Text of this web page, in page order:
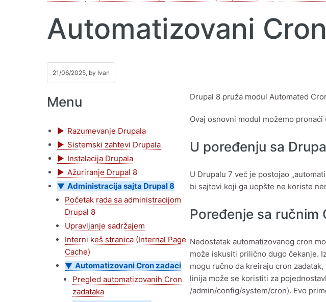
Automatizovani Cron
21/06/2025, by Ivan
Menu
Razumevanje Drupala
Sistemski zahtevi Drupala
Instalacija Drupala
Ažuriranje Drupal 8
Administracija sajta Drupal 8
Početak rada sa administracijom
Drupal 8
Upravljanje sadržajem
Interni keš stranica (Internal Page
Cache)
Automatizovani Cron zadaci
Pregled automatizovanih Cron
zadataka
Drupal 8 pruža modul Automated
Ovaj osnovni modul možemo pronaći
U poređenju sa
U Drupalu 7 već je postojao
bi sajtovi koji ga uopšte ne koriste
Poređenje sa ručnim
Nedostatak automatizovanog cron
može iskusiti prilično dugo čekanje.
mogu ručno da kreiraju cron
linija može se koristiti za
/admin/config/system/cron). Evo